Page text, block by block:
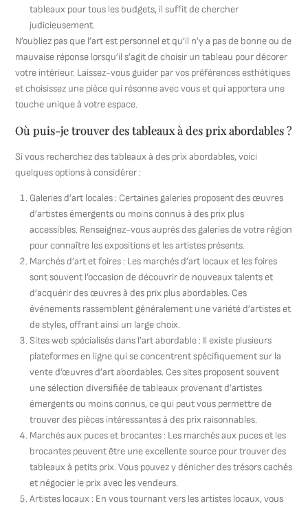
tableaux pour tous les budgets, il suffit de chercher
judicieusement.
N’oubliez pas que l’art est personnel et qu’il n’y a pas de bonne ou de
mauvaise réponse lorsqu’il s’agit de choisir un tableau pour décorer
votre intérieur. Laissez-vous guider par vos préférences esthétiques
et choisissez une pièce qui résonne avec vous et qui apportera une
touche unique à votre espace.
Où puis-je trouver des tableaux à des prix abordables ?
Si vous recherchez des tableaux à des prix abordables, voici
quelques options à considérer :
Galeries d’art locales : Certaines galeries proposent des œuvres
d’artistes émergents ou moins connus à des prix plus
accessibles. Renseignez-vous auprès des galeries de votre région
pour connaître les expositions et les artistes présents.
Marchés d’art et foires : Les marchés d’art locaux et les foires
sont souvent l’occasion de découvrir de nouveaux talents et
d’acquérir des œuvres à des prix plus abordables. Ces
événements rassemblent généralement une variété d’artistes et
de styles, offrant ainsi un large choix.
Sites web spécialisés dans l’art abordable : Il existe plusieurs
plateformes en ligne qui se concentrent spécifiquement sur la
vente d’œuvres d’art abordables. Ces sites proposent souvent
une sélection diversifiée de tableaux provenant d’artistes
émergents ou moins connus, ce qui peut vous permettre de
trouver des pièces intéressantes à des prix raisonnables.
Marchés aux puces et brocantes : Les marchés aux puces et les
brocantes peuvent être une excellente source pour trouver des
tableaux à petits prix. Vous pouvez y dénicher des trésors cachés
et négocier le prix avec les vendeurs.
Artistes locaux : En vous tournant vers les artistes locaux, vous